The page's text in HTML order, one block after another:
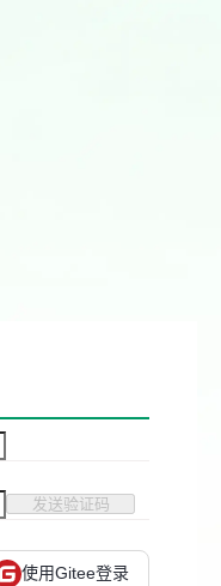
发送验证码
使用Gitee登录